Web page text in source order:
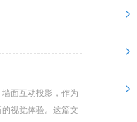
得到实现。
面互动投影，作为
视觉体验。这篇文